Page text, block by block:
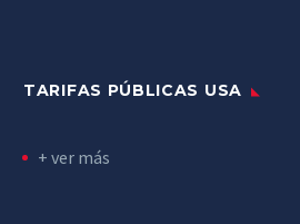
TARIFAS PÚBLICAS USA
+ ver más